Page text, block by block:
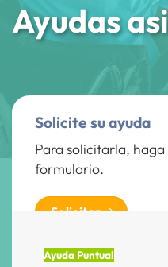
Ayudas
Solicite su ayuda
Para solicitarla,
formulario.
Solicitar
Ayuda Puntual